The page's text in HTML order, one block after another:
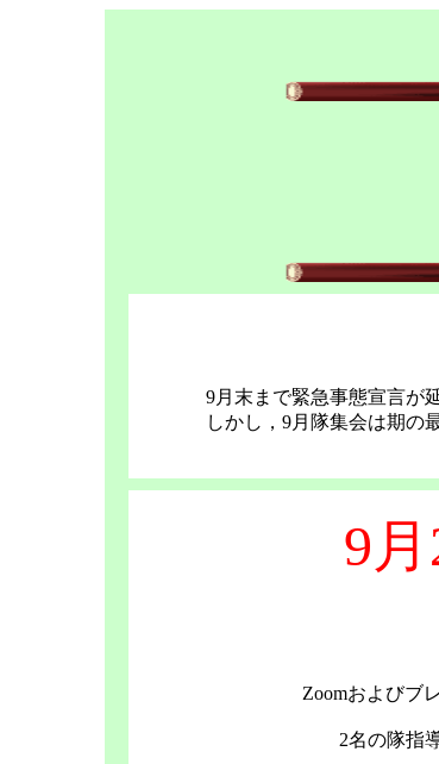
9月末まで緊急事態宣言が
しかし，9月隊集会は期の
9
Zoomおよびブ
2名の隊指